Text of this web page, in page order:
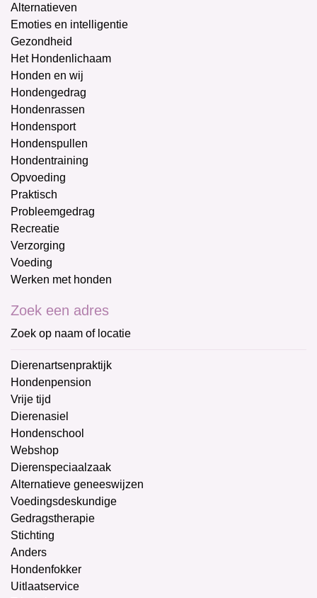
Alternatieven
Emoties en intelligentie
Gezondheid
Het Hondenlichaam
Honden en wij
Hondengedrag
Hondenrassen
Hondensport
Hondenspullen
Hondentraining
Opvoeding
Praktisch
Probleemgedrag
Recreatie
Verzorging
Voeding
Werken met honden
Zoek een adres
Zoek op naam of locatie
Dierenartsenpraktijk
Hondenpension
Vrije tijd
Dierenasiel
Hondenschool
Webshop
Dierenspeciaalzaak
Alternatieve geneeswijzen
Voedingsdeskundige
Gedragstherapie
Stichting
Anders
Hondenfokker
Uitlaatservice